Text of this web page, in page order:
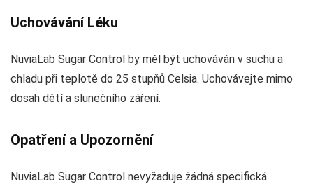
Uchovávání Léku
NuviaLab Sugar Control by měl být uchováván v suchu a
chladu při teplotě do 25 stupňů Celsia. Uchovávejte mimo
dosah dětí a slunečního záření.
Opatření a Upozornění
NuviaLab Sugar Control nevyžaduje žádná specifická